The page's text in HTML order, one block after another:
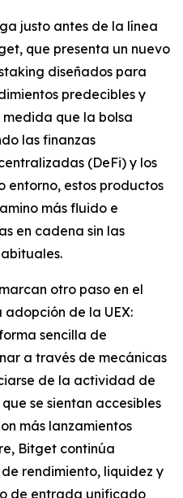
justo antes de la línea
que presenta un nuevo
diseñados para
predecibles y
que la bolsa
las finanzas
(DeFi) y los
entorno, estos productos
más fluido e
en cadena sin las
otro paso en el
de la UEX:
sencilla de
a través de mecánicas
de la actividad de
se sientan accesibles
más lanzamientos
Bitget continúa
rendimiento, liquidez y
de entrada unificado